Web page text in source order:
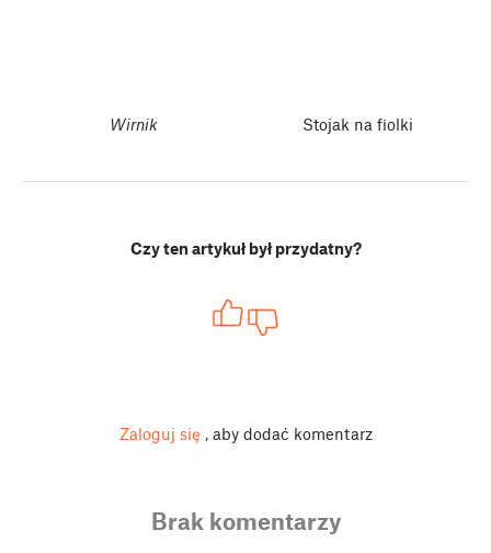
Wirnik Stojak na fiolki
Czy ten artykuł był przydatny?
Zaloguj się , aby dodać komentarz
Brak komentarzy